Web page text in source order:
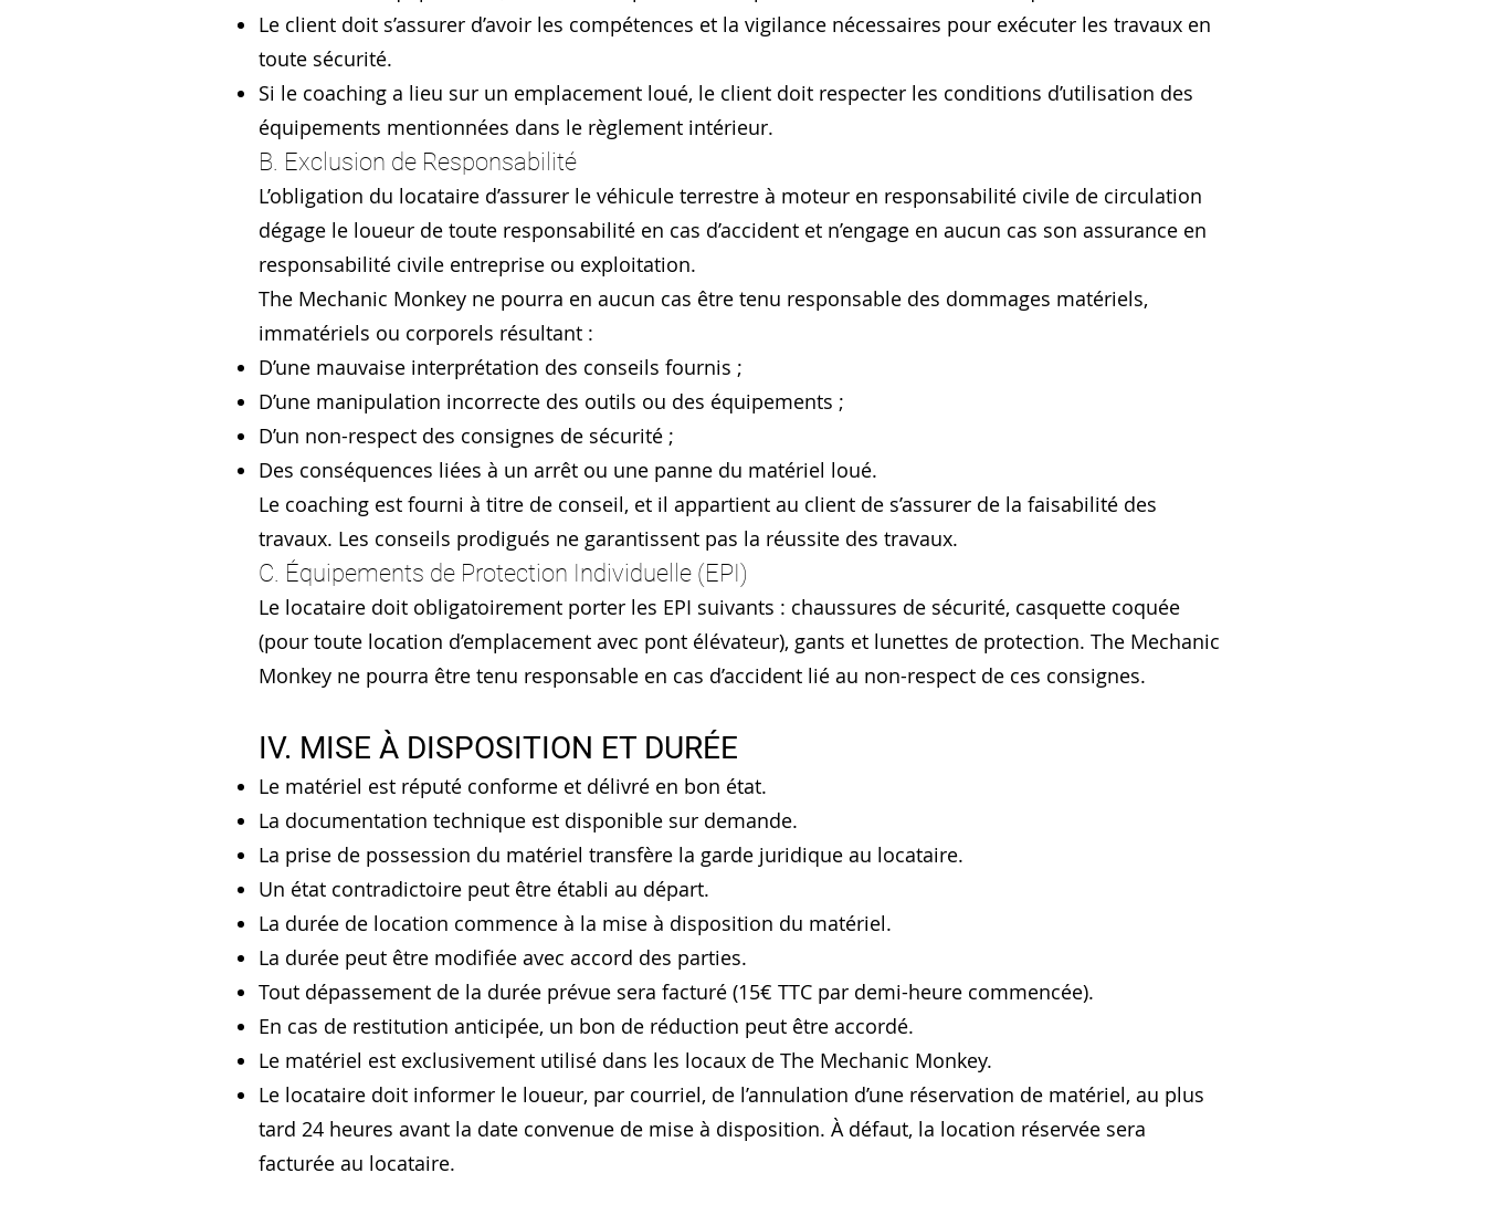
Le client doit s’assurer d’avoir les compétences et la vigilance nécessaires pour exécuter les travaux en
toute sécurité.
Si le coaching a lieu sur un emplacement loué, le client doit respecter les conditions d’utilisation des
équipements mentionnées dans le règlement intérieur.
B. Exclusion de Responsabilité
L’obligation du locataire d’assurer le véhicule terrestre à moteur en responsabilité civile de circulation
dégage le loueur de toute responsabilité en cas d’accident et n’engage en aucun cas son assurance en
responsabilité civile entreprise ou exploitation.
The Mechanic Monkey ne pourra en aucun cas être tenu responsable des dommages matériels,
immatériels ou corporels résultant :
D’une mauvaise interprétation des conseils fournis ;
D’une manipulation incorrecte des outils ou des équipements ;
D’un non-respect des consignes de sécurité ;
Des conséquences liées à un arrêt ou une panne du matériel loué.
Le coaching est fourni à titre de conseil, et il appartient au client de s’assurer de la faisabilité des
travaux. Les conseils prodigués ne garantissent pas la réussite des travaux.
C. Équipements de Protection Individuelle (EPI)
Le locataire doit obligatoirement porter les EPI suivants : chaussures de sécurité, casquette coquée
(pour toute location d’emplacement avec pont élévateur), gants et lunettes de protection. The Mechanic
Monkey ne pourra être tenu responsable en cas d’accident lié au non-respect de ces consignes.
IV. MISE À DISPOSITION ET DURÉE
Le matériel est réputé conforme et délivré en bon état.
La documentation technique est disponible sur demande.
La prise de possession du matériel transfère la garde juridique au locataire.
Un état contradictoire peut être établi au départ.
La durée de location commence à la mise à disposition du matériel.
La durée peut être modifiée avec accord des parties.
Tout dépassement de la durée prévue sera facturé (15€ TTC par demi-heure commencée).
En cas de restitution anticipée, un bon de réduction peut être accordé.
Le matériel est exclusivement utilisé dans les locaux de The Mechanic Monkey.
Le locataire doit informer le loueur, par courriel, de l’annulation d’une réservation de matériel, au plus
tard 24 heures avant la date convenue de mise à disposition. À défaut, la location réservée sera
facturée au locataire.